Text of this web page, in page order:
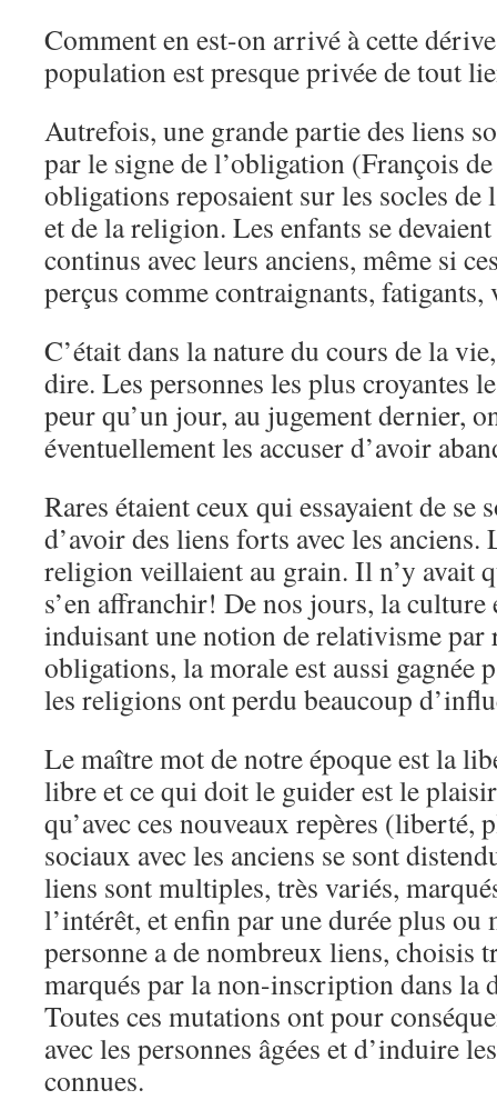
Comment en est-on arrivé à cette
population est presque privée de tout
Autrefois, une grande partie des liens
par le signe de l’obligation (François
obligations reposaient sur les socles de
et de la religion. Les enfants se
continus avec leurs anciens, même si
perçus comme contraignants,
C’était dans la nature du cours de la
dire. Les personnes les plus croyantes
peur qu’un jour, au jugement dernier,
éventuellement les accuser d’avoir
Rares étaient ceux qui essayaient de se
d’avoir des liens forts avec les
religion veillaient au grain. Il n’y avait
s’en affranchir! De nos jours, la
induisant une notion de relativisme par
obligations, la morale est aussi gagnée
les religions ont perdu beaucoup
Le maître mot de notre époque est la
libre et ce qui doit le guider est le
qu’avec ces nouveaux repères (liberté,
sociaux avec les anciens se sont
liens sont multiples, très variés,
l’intérêt, et enfin par une durée plus ou
personne a de nombreux liens, choisis
marqués par la non-inscription dans la
Toutes ces mutations ont pour
avec les personnes âgées et d’induire
connues.